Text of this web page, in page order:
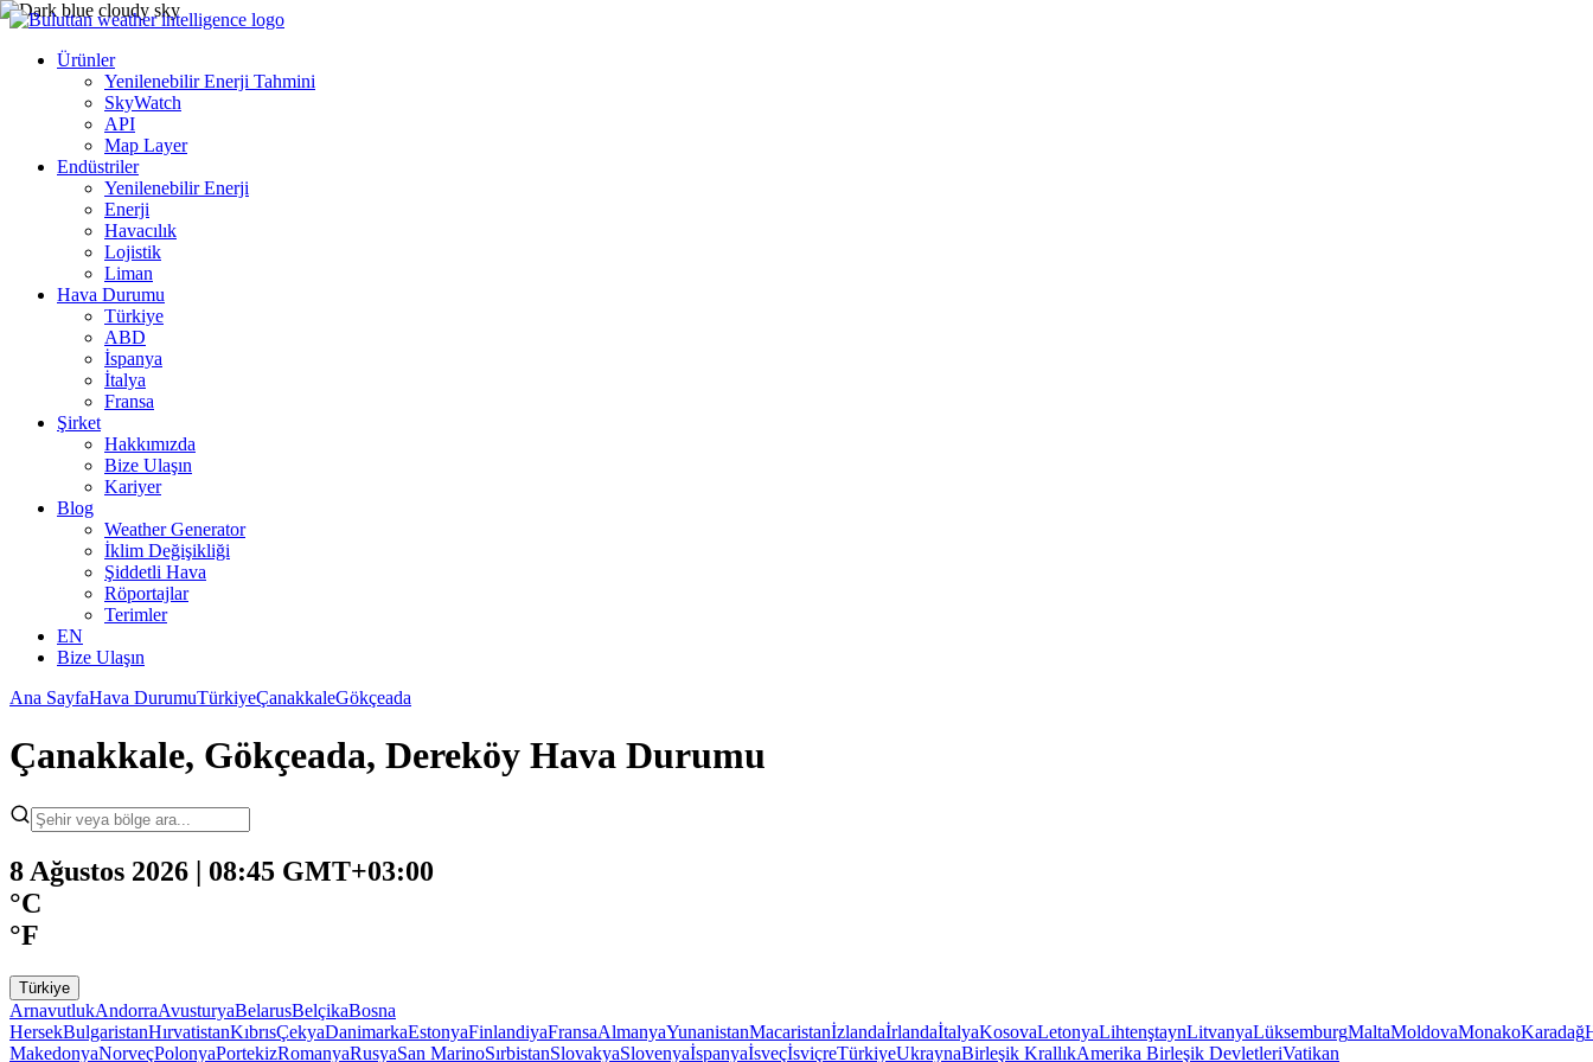
Ürünler
Yenilenebilir Enerji Tahmini
SkyWatch
API
Map Layer
Endüstriler
Yenilenebilir Enerji
Enerji
Havacılık
Lojistik
Liman
Hava Durumu
Türkiye
ABD
İspanya
İtalya
Fransa
Şirket
Hakkımızda
Bize Ulaşın
Kariyer
Blog
Weather Generator
İklim Değişikliği
Şiddetli Hava
Röportajlar
Terimler
EN
Bize Ulaşın
Ana SayfaHava DurumuTürkiyeÇanakkaleGökçeada
Çanakkale, Gökçeada, Dereköy Hava Durumu
8 Ağustos 2026 | 08:45 GMT+03:00
°C
°F
Türkiye
ArnavutlukAndorraAvusturyaBelarusBelçikaBosna
HersekBulgaristanHırvatistanKıbrısÇekyaDanimarkaEstonyaFinlandiyaFransaAlmanyaYunanistanMacaristanİzlandaİrlandaİtalyaKosovaLetonyaLihtenştaynLitvanyaLüksemburgMaltaMoldovaMonakoKaradağ
MakedonyaNorveçPolonyaPortekizRomanyaRusyaSan MarinoSırbistanSlovakyaSlovenyaİspanyaİsveçİsviçreTürkiyeUkraynaBirleşik KrallıkAmerika Birleşik DevletleriVatikan